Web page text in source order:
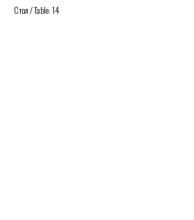
Стол / Table: 14